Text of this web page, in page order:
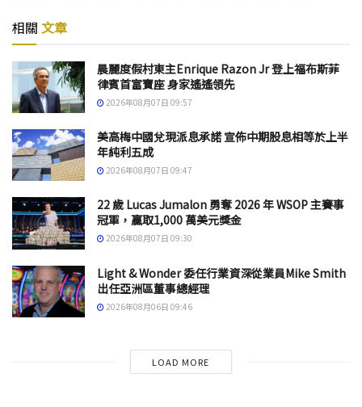
相關 文章
晨麗度假村東主Enrique Razon Jr 登上福布斯菲
律賓首富寶座 身家遙遙領先
2026年08月07日 09:57
美高梅中國兌現派息承諾 宣佈中期股息相等於上半
年純利五成
2026年08月07日 09:47
22 歲 Lucas Jumalon 勇奪 2026 年 WSOP 主賽事
冠軍，贏取1,000 萬美元獎金
2026年08月07日 09:30
Light & Wonder 委任行業資深從業員Mike Smith
出任亞洲區董事總經理
2026年08月06日 09:46
LOAD MORE